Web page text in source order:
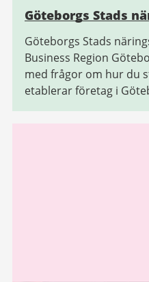
Göteborgs Stads
Göteborgs Stads
Business Region
med frågor om hur du
etablerar företag i